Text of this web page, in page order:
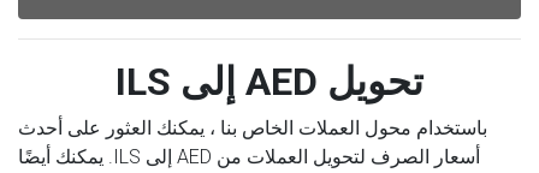
تحويل AED إلى ILS
باستخدام محول العملات الخاص بنا ، يمكنك العثور على أحدث
أسعار الصرف لتحويل العملات من AED إلى ILS. يمكنك أيضًا